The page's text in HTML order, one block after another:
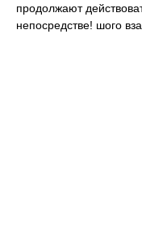
продолжают
непосредстве! шого